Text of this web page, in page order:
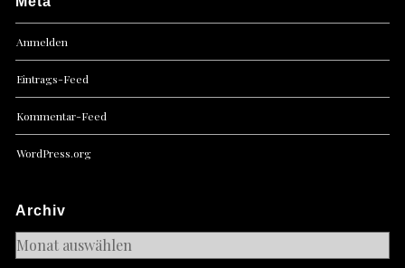
Anmelden
Eintrags-Feed
Kommentar-Feed
WordPress.org
Archiv
Archiv